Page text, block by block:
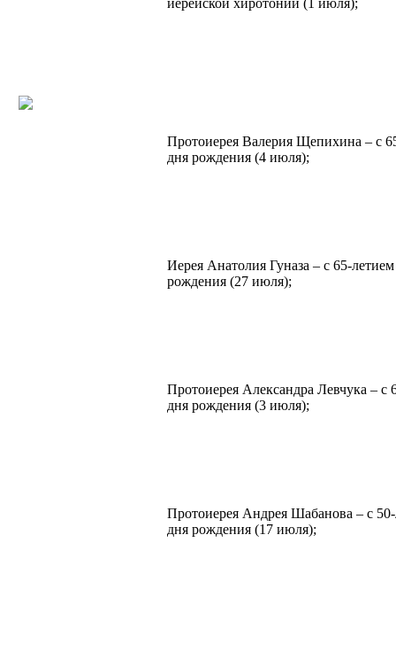
иерейской хиротонии (1 июля);
Протоиерея Валерия Щепихина – с
дня рождения (4 июля);
Иерея Анатолия Гуназа – с 65-
рождения (27 июля);
Протоиерея Александра Левчука – с
дня рождения (3 июля);
Протоиерея Андрея Шабанова – с
дня рождения (17 июля);